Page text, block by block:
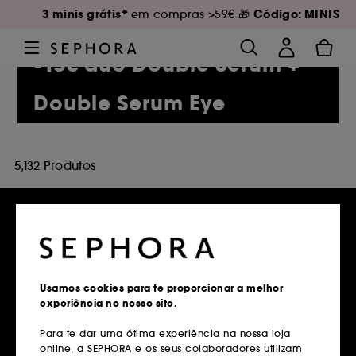
3 minis grátis* em compras >59€ 🎁 Código: MINIS
-15€ duo Double Serum +
Double Serum Eye
5,132 Produtos
em compras superiores a 39€
Devoluções
Usamos cookies para te proporcionar a melhor
experiência no nosso site.
Para te dar uma ótima experiência na nossa loja
online, a SEPHORA e os seus colaboradores utilizam